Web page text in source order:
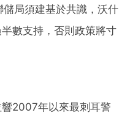
局須建基於共識，沃什
數支持，否則政策將寸
2007年以來最刺耳警